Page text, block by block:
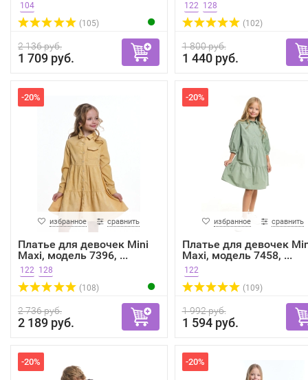
104
(105)
2 136 руб.
1 709 руб.
122 128
(102)
1 800 руб.
1 440 руб.
-20%
избранное сравнить
Платье для девочек Mini
Maxi, модель 7396, ...
122 128
(108)
2 736 руб.
2 189 руб.
-20%
избранное сравнить
Платье для девочек
Maxi, модель 7458, ...
122
(109)
1 992 руб.
1 594 руб.
-20% -20%